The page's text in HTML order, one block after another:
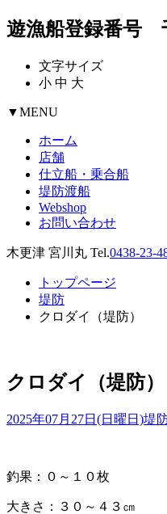
遊漁船登録番号
文字サイズ
小 中 大
▼MENU
ホーム
店舗
仕立船・乗合船
堤防渡船
Webshop
お問い合わせ
木更津 宮川丸 Tel.0438-23-
トップページ
堤防
クロダイ（堤防）
クロダイ（堤防）
2025年07月27日(日曜日)堤
釣果：０～１０枚
大きさ：３０～４３㎝